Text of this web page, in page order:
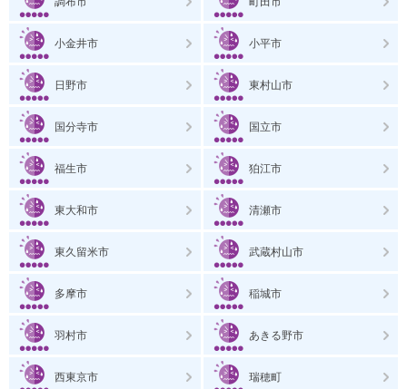
小金井市 小平市
日野市 東村山市
国分寺市 国立市
福生市 狛江市
東大和市 清瀬市
東久留米市 武蔵村山市
多摩市 稲城市
羽村市 あきる野市
西東京市 瑞穂町